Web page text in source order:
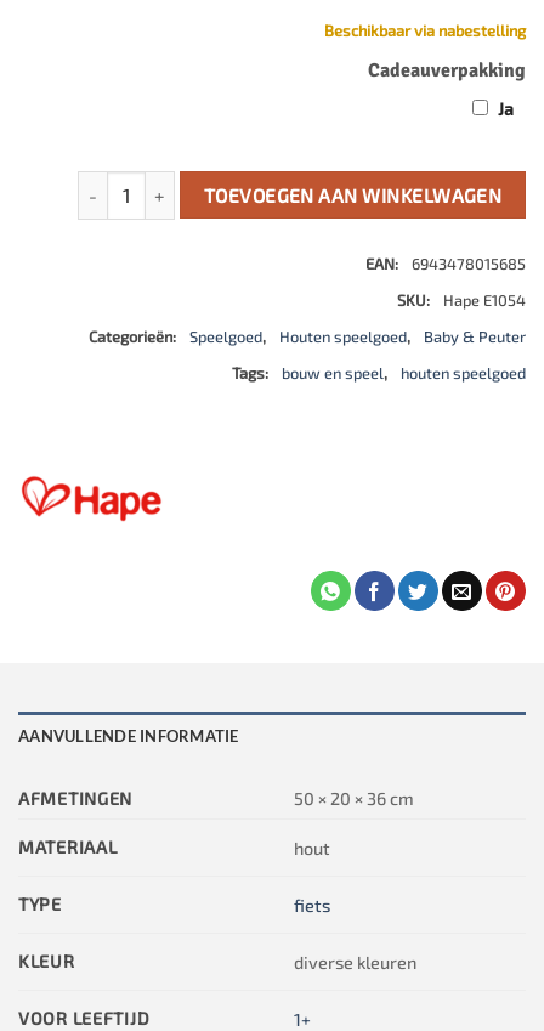
Beschikbaar via nabestelling
Cadeauverpakking
Ja
Vierwieler aantalTOEVOEGEN AAN WINKELWAGEN
EAN:
6943478015685
SKU:
Hape E1054
Categorieën:
Speelgoed, Houten speelgoed,
Baby & Peuter
Tags:
bouw en speel, houten speelgoed
AANVULLENDE INFORMATIE
AFMETINGEN 50 × 20 × 36 cm
MATERIAAL hout
TYPE fiets
KLEUR diverse kleuren
VOOR LEEFTIJD 1+